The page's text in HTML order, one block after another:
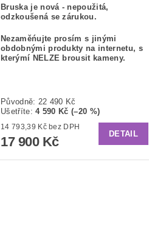
Bruska je nová - nepoužitá,
odzkoušená se zárukou.
Nezaměńujte prosím s jinými
obdobnými produkty na internetu, s
kterýmí NELZE brousit kameny.
Původně: 22 490 Kč
Ušetříte:4 590 Kč (–20 %)
14 793,39 Kč bez DPH
17 900 Kč
DETAIL